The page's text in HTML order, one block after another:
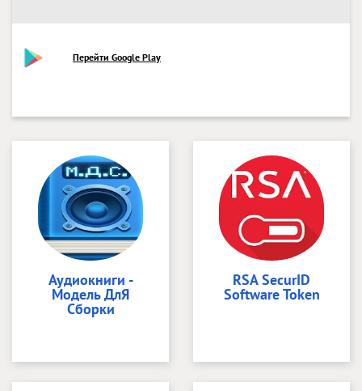
Перейти Google Play
Аудиокниги -
Модель ДлЯ
Сборки
RSA SecurID
Software Token